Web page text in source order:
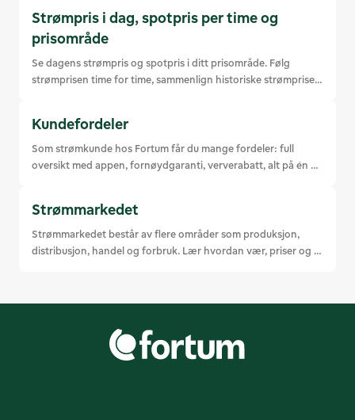
Strømpris i dag, spotpris per time og
prisområde
Se dagens strømpris og spotpris i ditt prisområde. Følg
strømprisen time for time, sammenlign historiske strømpriser
Kundefordeler
Som strømkunde hos Fortum får du mange fordeler: full
oversikt med appen, fornøydgaranti, ververabatt, alt på én
Strømmarkedet
Strømmarkedet består av flere områder som produksjon,
distribusjon, handel og forbruk. Lær hvordan vær, priser og